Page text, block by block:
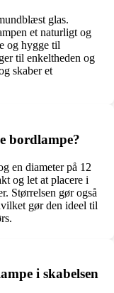
glas.
et naturligt og
og hygge til
til enkeltheden og
skaber et
bordlampe?
en diameter på 12
og let at placere i
Størrelsen gør også
gør den ideel til
i skabelsen